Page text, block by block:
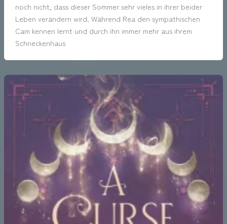
noch nicht, dass dieser Sommer sehr vieles in ihrer beider
Leben verändern wird. Während Rea den sympathischen
Cam kennen lernt und durch ihn immer mehr aus ihrem
Schneckenhaus